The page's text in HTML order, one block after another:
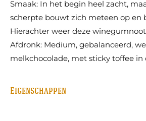
Smaak: In het begin heel zacht,
scherpte bouwt zich meteen op en
Hierachter weer deze
Afdronk: Medium, gebalanceerd,
melkchocolade, met sticky toffee in
Eigenschappen